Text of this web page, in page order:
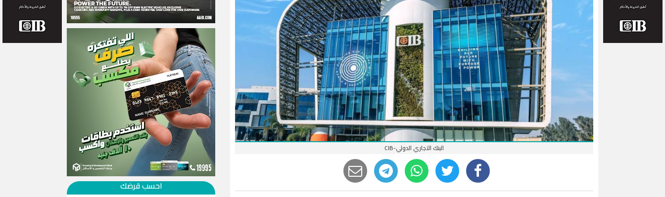
البنك التجاري الدولي-CIB
احسب قرضك